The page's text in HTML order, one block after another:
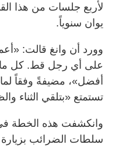
يوان سنوياً.
وورد أن وانغ قالت:
على أي رجل قط. كل ما
أفضل»، مضيفةً وفقاً لما
تستمتع «بتلقي الثناء
سلطات الضرائب